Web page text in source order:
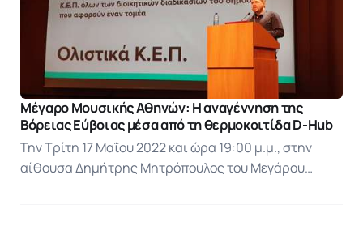
Μέγαρο Μουσικής Αθηνών: Η αναγέννηση της
Βόρειας Εύβοιας μέσα από τη θερμοκοιτίδα D-Hub
Την Τρίτη 17 Μαΐου 2022 και ώρα 19:00 μ.μ., στην
αίθουσα Δημήτρης Μητρόπουλος του Μεγάρου…